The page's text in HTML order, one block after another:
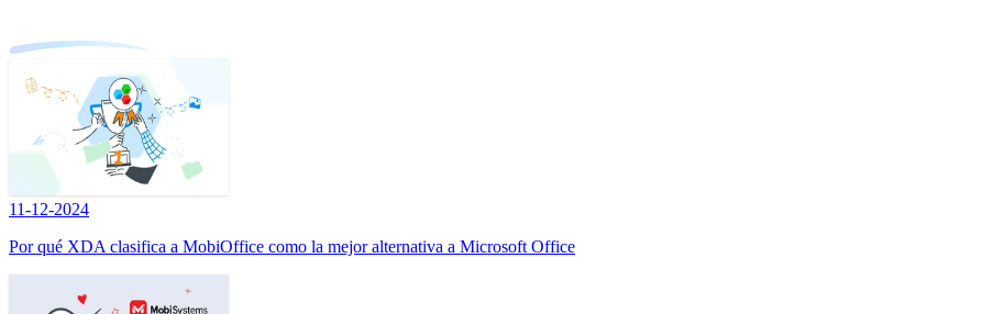
11-12-2024
Por qué XDA clasifica a MobiOffice como la mejor alternativa a Microsoft Office